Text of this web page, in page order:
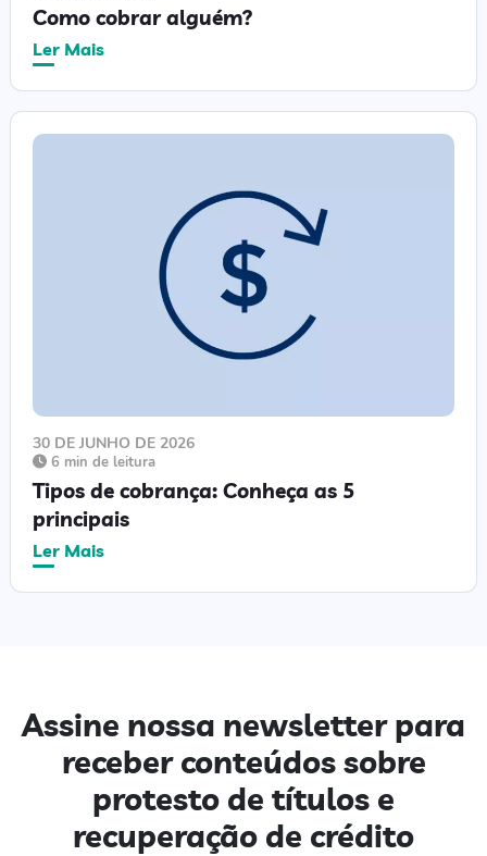
Como cobrar alguém?
Ler Mais
30 DE JUNHO DE 2026
6 min de leitura
Tipos de cobrança: Conheça as 5
principais
Ler Mais
Assine nossa newsletter para
receber conteúdos sobre
protesto de títulos e
recuperação de crédito